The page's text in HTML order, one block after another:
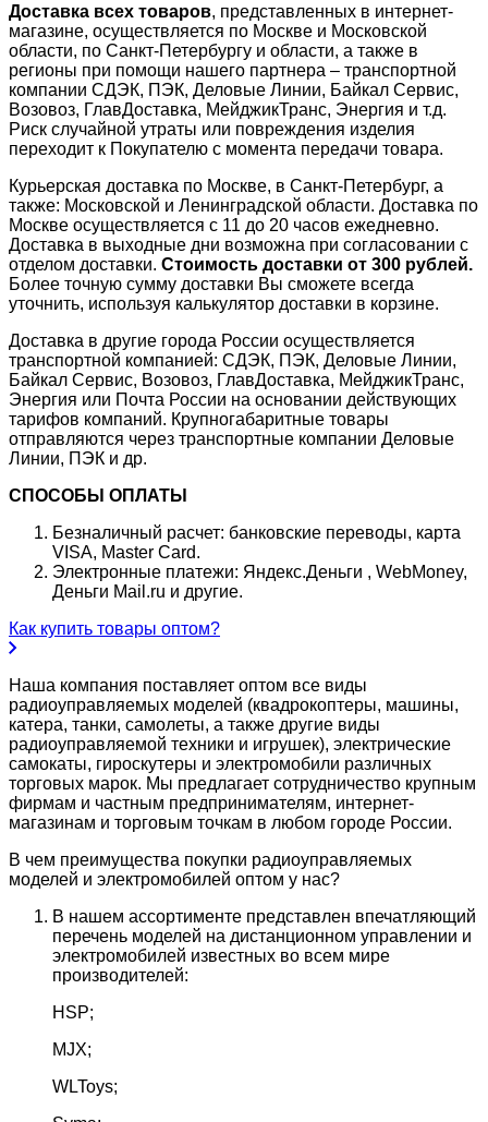
Доставка всех товаров, представленных в интернет-
магазине, осуществляется по Москве и Московской
области, по Санкт-Петербургу и области, а также в
регионы при помощи нашего партнера – транспортной
компании СДЭК, ПЭК, Деловые Линии, Байкал Сервис,
Возовоз, ГлавДоставка, МейджикТранс, Энергия и т.д.
Риск случайной утраты или повреждения изделия
переходит к Покупателю с момента передачи товара.
Курьерская доставка по Москве, в Санкт-Петербург, а
также: Московской и Ленинградской области. Доставка по
Москве осуществляется с 11 до 20 часов ежедневно.
Доставка в выходные дни возможна при согласовании с
отделом доставки. Стоимость доставки от 300 рублей.
Более точную сумму доставки Вы сможете всегда
уточнить, используя калькулятор доставки в корзине.
Доставка в другие города России осуществляется
транспортной компанией: СДЭК, ПЭК, Деловые Линии,
Байкал Сервис, Возовоз, ГлавДоставка, МейджикТранс,
Энергия или Почта России на основании действующих
тарифов компаний. Крупногабаритные товары
отправляются через транспортные компании Деловые
Линии, ПЭК и др.
СПОСОБЫ ОПЛАТЫ
Безналичный расчет: банковские переводы, карта
VISA, Master Card.
Электронные платежи: Яндекс.Деньги , WebMoney,
Деньги Mail.ru и другие.
Как купить товары оптом?
Наша компания поставляет оптом все виды
радиоуправляемых моделей (квадрокоптеры, машины,
катера, танки, самолеты, а также другие виды
радиоуправляемой техники и игрушек), электрические
самокаты, гироскутеры и электромобили различных
торговых марок. Мы предлагает сотрудничество крупным
фирмам и частным предпринимателям, интернет-
магазинам и торговым точкам в любом городе России.
В чем преимущества покупки радиоуправляемых
моделей и электромобилей оптом у нас?
В нашем ассортименте представлен впечатляющий
перечень моделей на дистанционном управлении и
электромобилей известных во всем мире
производителей:
HSP;
MJX;
WLToys;